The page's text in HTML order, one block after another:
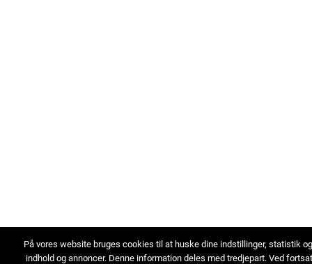
På vores website bruges cookies til at huske dine indstillinger, statistik
indhold og annoncer. Denne information deles med tredjepart. Ved